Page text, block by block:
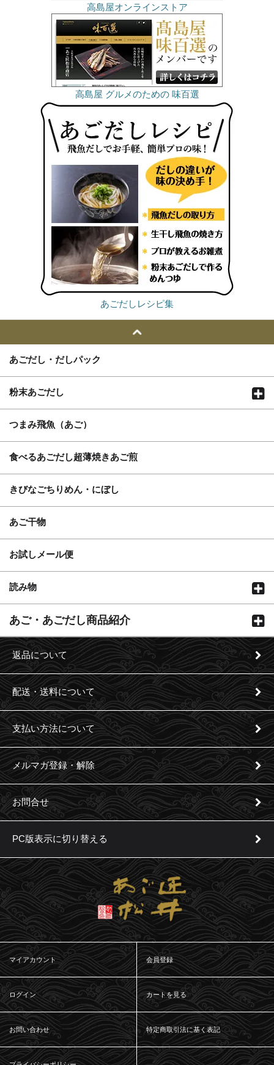
高島屋オンラインストア
高島屋 グルメのための 味百選
あごだしレシピ集
あごだし・だしパック
粉末あごだし
つまみ飛魚（あご）
食べるあごだし超薄焼きあご煎
きびなごちりめん・にぼし
あご干物
お試しメール便
読み物
あご・あごだし商品紹介
返品について
配送・送料について
支払い方法について
メルマガ登録・解除
お問合せ
PC版表示に切り替える
マイアカウント 会員登録
ログイン カートを見る
お問い合わせ 特定商取引法に基く表記